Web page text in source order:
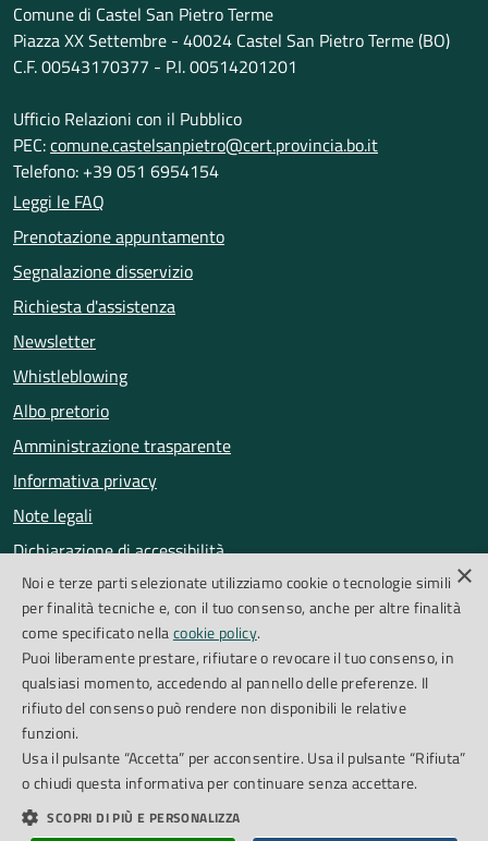
Comune di Castel San Pietro Terme
Piazza XX Settembre - 40024 Castel San Pietro Terme (BO)
C.F. 00543170377 - P.I. 00514201201
Ufficio Relazioni con il Pubblico
PEC:comune.castelsanpietro@cert.provincia.bo.it
Telefono: +39 051 6954154
Leggi le FAQ
Prenotazione appuntamento
Segnalazione disservizio
Richiesta d'assistenza
Newsletter
Whistleblowing
Albo pretorio
Amministrazione trasparente
Informativa privacy
Note legali
Dichiarazione di accessibilità
Obiettivi di accessibilità
Segnalazioni accessibilità
SEGUICI SU
Facebook
Cookie Policy
Piano di miglioramento del sito
×
Noi e terze parti selezionate utilizziamo cookie o tecnologie simili
per finalità tecniche e, con il tuo consenso, anche per altre finalità
come specificato nellacookie policy.
Puoi liberamente prestare, rifiutare o revocare il tuo consenso, in
qualsiasi momento, accedendo al pannello delle preferenze. Il
rifiuto del consenso può rendere non disponibili le relative
funzioni.
Usa il pulsante “Accetta” per acconsentire. Usa il pulsante “Rifiuta”
o chiudi questa informativa per continuare senza accettare.
SCOPRI DI PIÙ E PERSONALIZZA